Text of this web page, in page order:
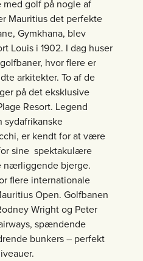
golf på nogle af
Mauritius det perfekte
Gymkhana, blev
Louis i 1902. I dag huser
hvor flere er
arkitekter. To af de
på det eksklusive
Resort. Legend
sydafrikanske
er kendt for at være
sine spektakulære
nærliggende bjerge.
flere internationale
Open. Golfbanen
Wright og Peter
spændende
bunkers – perfekt